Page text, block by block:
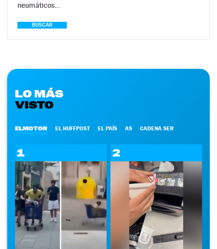
neumáticos…
BUSCAR
LO MÁS
VISTO
ELMOTOR EL HUFFPOST EL PAÍS AS CADENA SER
1 2